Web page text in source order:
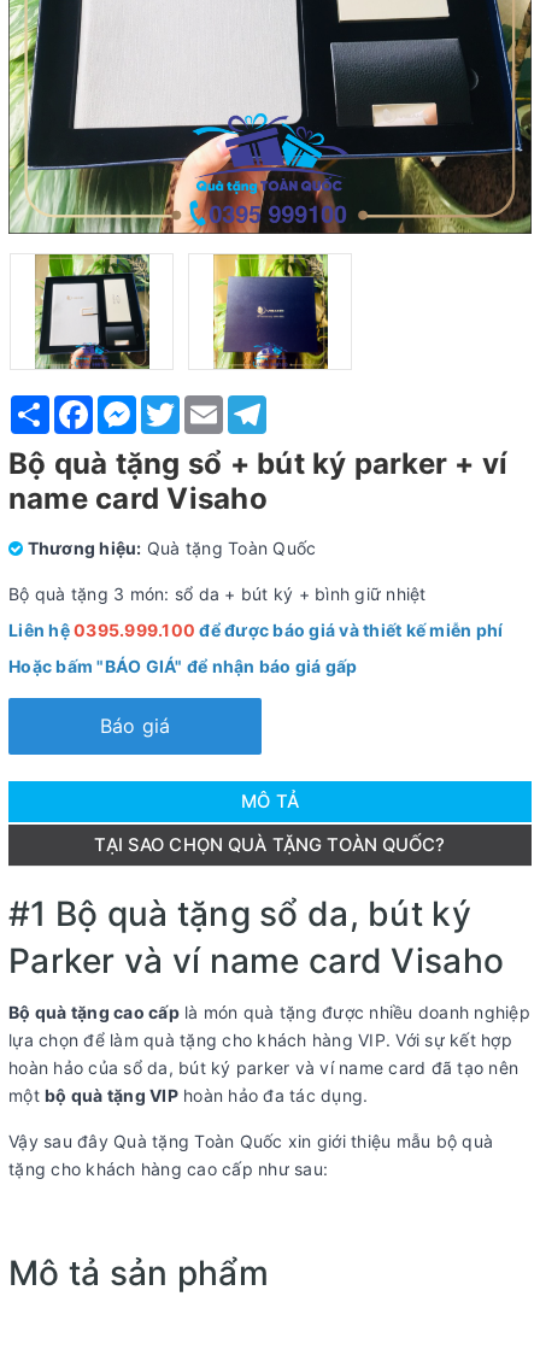
Share FacebookMessenger
TwitterEmail
Bộ quà tặng sổ + bút ký parker + ví
name card Visaho
Thương hiệu: Quà tặng Toàn Quốc
Bộ quà tặng 3 món: sổ da + bút ký + bình giữ nhiệt
Liên hệ0395.999.100 để được báo giá và thiết kế miễn phí
Hoặc bấm "BÁO GIÁ" để nhận báo giá gấp
Báo giá
MÔ TẢ
TẠI SAO CHỌN QUÀ TẶNG TOÀN QUỐC?
#1 Bộ quà tặng sổ da, bút ký
Parker và ví name card Visaho
Bộ quà tặng cao cấplà món quà tặng được nhiều doanh nghiệp
lựa chọn để làm quà tặng cho khách hàng VIP. Với sự kết hợp
hoàn hảo của sổ da, bút ký parker và ví name card đã tạo nên
một bộ quà tặng VIPhoàn hảo đa tác dụng.
Vậy sau đây Quà tặng Toàn Quốc xin giới thiệu mẫu bộ quà
tặng cho khách hàng cao cấp như sau:
Mô tả sản phẩm